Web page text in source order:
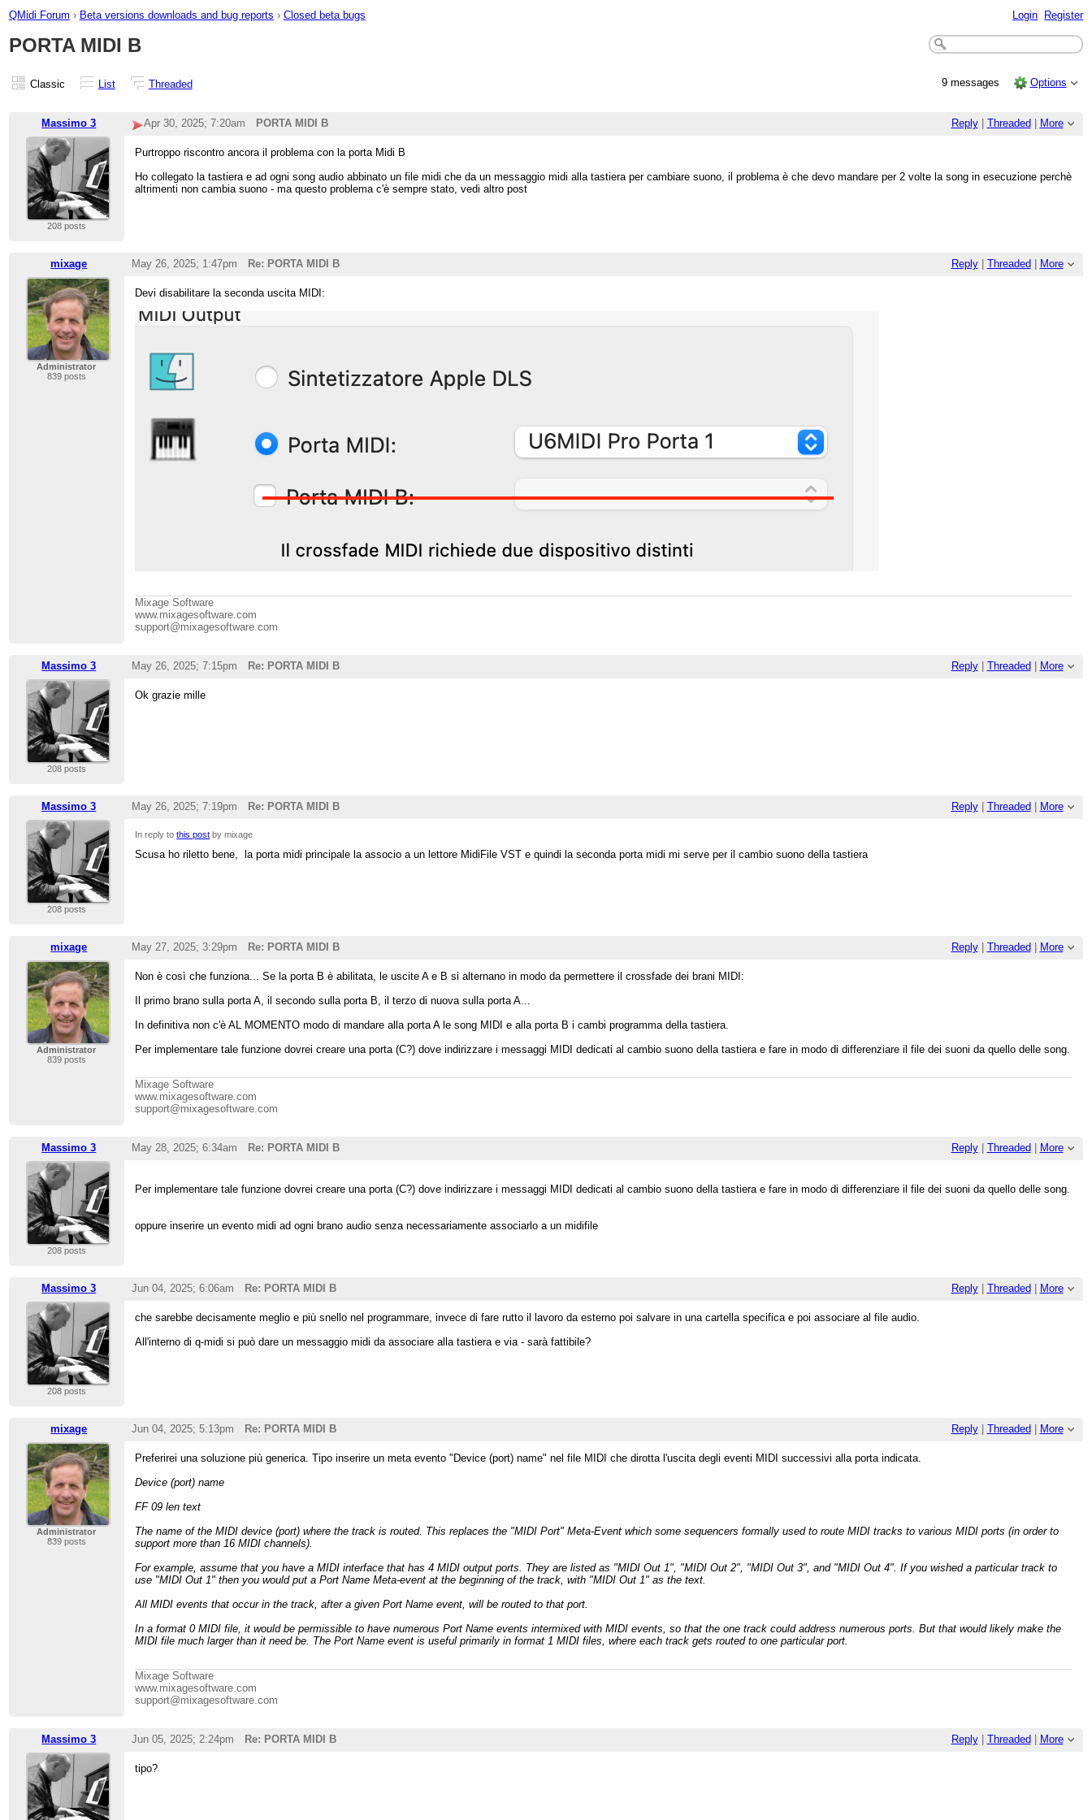
QMidi Forum › Beta versions downloads and bug reports › Closed beta bugs Login Register
PORTA MIDI B
Classic List Threaded 9 messages Options
Massimo 3 Reply| Threaded More
Apr 30, 2025; 7:20am PORTA MIDI B
208 posts
Purtroppo riscontro ancora il problema con la porta Midi B
Ho collegato la tastiera e ad ogni song audio abbinato un file midi che da un messaggio midi alla tastiera per cambiare suono, il problema è che devo mandare per 2 volte la song in esecuzione perchè
altrimenti non cambia suono - ma questo problema c'è sempre stato, vedi altro post
mixage Reply| Threaded More
May 26, 2025; 1:47pm Re: PORTA MIDI B
Administrator
839 posts
Devi disabilitare la seconda uscita MIDI:
Mixage Software
www.mixagesoftware.com
support@mixagesoftware.com
Massimo 3 Reply| Threaded More
May 26, 2025; 7:15pm Re: PORTA MIDI B
208 posts
Ok grazie mille
Massimo 3 Reply| Threaded More
May 26, 2025; 7:19pm Re: PORTA MIDI B
208 posts
In reply tothis post by mixage
Scusa ho riletto bene, la porta midi principale la associo a un lettore MidiFile VST e quindi la seconda porta midi mi serve per il cambio suono della tastiera
mixage Reply| Threaded More
May 27, 2025; 3:29pm Re: PORTA MIDI B
Administrator
839 posts
Non è così che funziona... Se la porta B è abilitata, le uscite A e B si alternano in modo da permettere il crossfade dei brani MIDI:
Il primo brano sulla porta A, il secondo sulla porta B, il terzo di nuova sulla porta A...
In definitiva non c'è AL MOMENTO modo di mandare alla porta A le song MIDI e alla porta B i cambi programma della tastiera.
Per implementare tale funzione dovrei creare una porta (C?) dove indirizzare i messaggi MIDI dedicati al cambio suono della tastiera e fare in modo di differenziare il file dei suoni da quello delle song.
Mixage Software
www.mixagesoftware.com
support@mixagesoftware.com
Massimo 3 Reply| Threaded More
May 28, 2025; 6:34am Re: PORTA MIDI B
208 posts
Per implementare tale funzione dovrei creare una porta (C?) dove indirizzare i messaggi MIDI dedicati al cambio suono della tastiera e fare in modo di differenziare il file dei suoni da quello delle song.
oppure inserire un evento midi ad ogni brano audio senza necessariamente associarlo a un midifile
Massimo 3 Reply| Threaded More
Jun 04, 2025; 6:06am Re: PORTA MIDI B
208 posts
che sarebbe decisamente meglio e più snello nel programmare, invece di fare rutto il lavoro da esterno poi salvare in una cartella specifica e poi associare al file audio.
All'interno di q-midi si può dare un messaggio midi da associare alla tastiera e via - sarà fattibile?
mixage Reply| Threaded More
Jun 04, 2025; 5:13pm Re: PORTA MIDI B
Administrator
839 posts
Preferirei una soluzione più generica. Tipo inserire un meta evento "Device (port) name" nel file MIDI che dirotta l'uscita degli eventi MIDI successivi alla porta indicata.
Device (port) name
FF 09 len text
The name of the MIDI device (port) where the track is routed. This replaces the "MIDI Port" Meta-Event which some sequencers formally used to route MIDI tracks to various MIDI ports (in order to
support more than 16 MIDI channels).
For example, assume that you have a MIDI interface that has 4 MIDI output ports. They are listed as "MIDI Out 1", "MIDI Out 2", "MIDI Out 3", and "MIDI Out 4". If you wished a particular track to
use "MIDI Out 1" then you would put a Port Name Meta-event at the beginning of the track, with "MIDI Out 1" as the text.
All MIDI events that occur in the track, after a given Port Name event, will be routed to that port.
In a format 0 MIDI file, it would be permissible to have numerous Port Name events intermixed with MIDI events, so that the one track could address numerous ports. But that would likely make the
MIDI file much larger than it need be. The Port Name event is useful primarily in format 1 MIDI files, where each track gets routed to one particular port.
Mixage Software
www.mixagesoftware.com
support@mixagesoftware.com
Massimo 3 Reply| Threaded More
Jun 05, 2025; 2:24pm Re: PORTA MIDI B
tipo?